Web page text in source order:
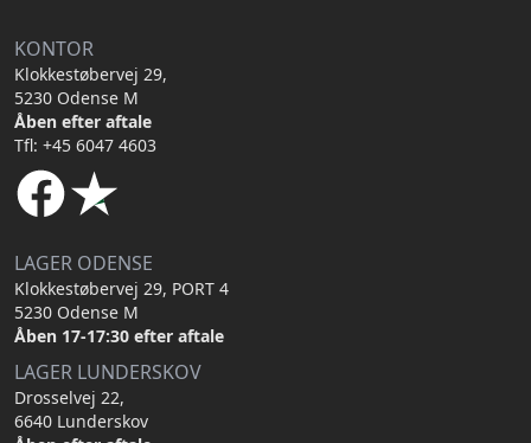
KONTOR
Klokkestøbervej 29,
5230 Odense M
Åben efter aftale
Tfl: +45 6047 4603
LAGER ODENSE
Klokkestøbervej 29, PORT 4
5230 Odense M
Åben 17-17:30 efter aftale
LAGER LUNDERSKOV
Drosselvej 22,
6640 Lunderskov